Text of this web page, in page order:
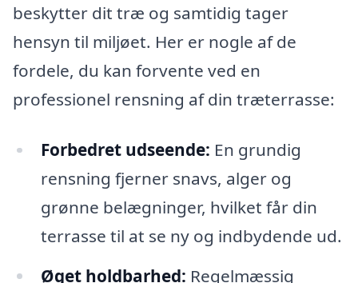
beskytter dit træ og samtidig tager
hensyn til miljøet. Her er nogle af de
fordele, du kan forvente ved en
professionel rensning af din træterrasse:
Forbedret udseende: En grundig
rensning fjerner snavs, alger og
grønne belægninger, hvilket får din
terrasse til at se ny og indbydende ud.
Øget holdbarhed: Regelmæssig